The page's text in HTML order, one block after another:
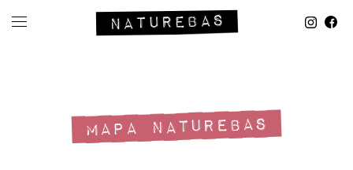
MAPA NATUREBAS